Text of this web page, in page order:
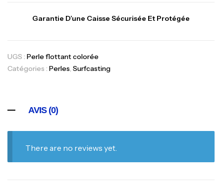
Garantie D’une Caisse Sécurisée Et Protégée
UGS : Perle flottant colorée
Catégories : Perles, Surfcasting
AVIS (0)
There are no reviews yet.